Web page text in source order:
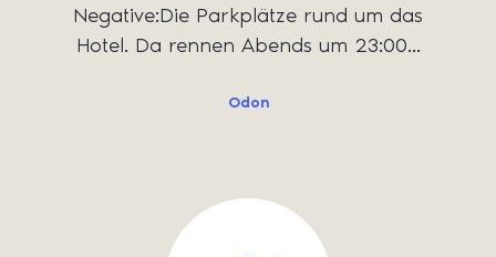
Negative:Die Parkplätze rund um das
Hotel. Da rennen Abends um 23:00...
Odon